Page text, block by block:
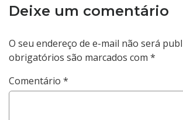
Deixe um comentário
O seu endereço de e-mail não será
obrigatórios são marcados com *
Comentário *